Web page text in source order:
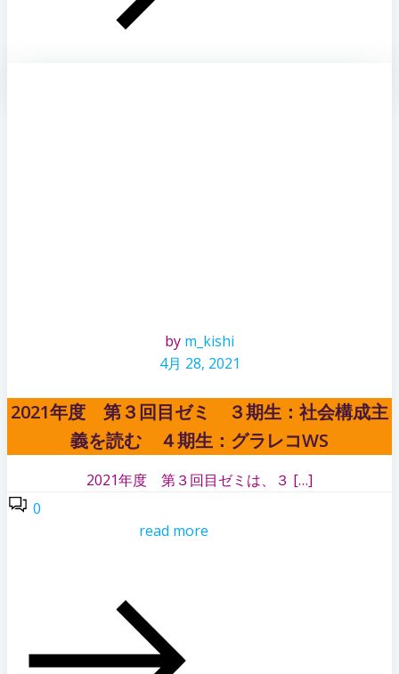
by m_kishi
4月 28, 2021
2021年度 第３回目ゼミ ３期生：社会構成主
義を読む ４期生：グラレコWS
2021年度 第３回目ゼミは、３ […]
0
read more